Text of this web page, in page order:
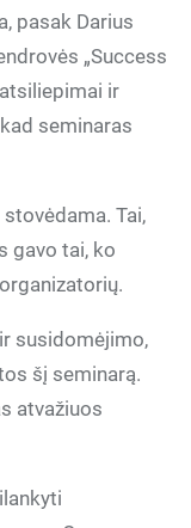
pasak Darius
„Success
ir
seminaras
Tai,
gavo tai, ko
susidomėjimo,
šį seminarą.
atvažiuos